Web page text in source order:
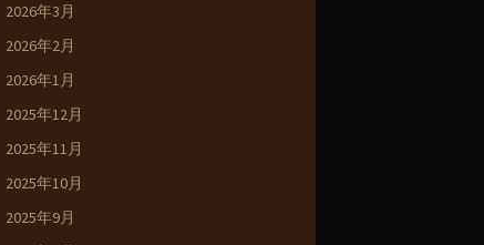
2026年3月
2026年2月
2026年1月
2025年12月
2025年11月
2025年10月
2025年9月